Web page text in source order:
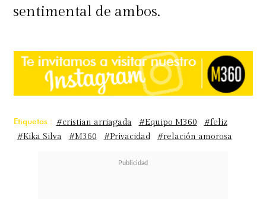
sentimental de ambos.
Etiquetas : #cristian arriagada #Equipo M360
#feliz
#Kika Silva
#M360 #Privacidad #relación amorosa